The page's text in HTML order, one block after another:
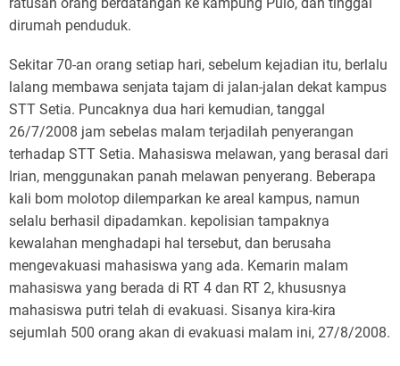
dirumah penduduk.
Sekitar 70-an orang setiap hari, sebelum kejadian itu, berlalu
lalang membawa senjata tajam di jalan-jalan dekat kampus
STT Setia. Puncaknya dua hari kemudian, tanggal
26/7/2008 jam sebelas malam terjadilah penyerangan
terhadap STT Setia. Mahasiswa melawan, yang berasal dari
Irian, menggunakan panah melawan penyerang. Beberapa
kali bom molotop dilemparkan ke areal kampus, namun
selalu berhasil dipadamkan. kepolisian tampaknya
kewalahan menghadapi hal tersebut, dan berusaha
mengevakuasi mahasiswa yang ada. Kemarin malam
mahasiswa yang berada di RT 4 dan RT 2, khususnya
mahasiswa putri telah di evakuasi. Sisanya kira-kira
sejumlah 500 orang akan di evakuasi malam ini, 27/8/2008.